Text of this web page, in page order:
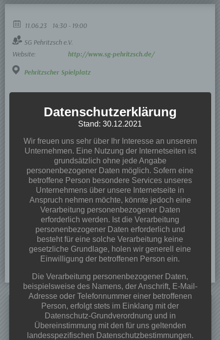
11.06.23
14:30 - 19:00
SG Pehritzsch e.V.
Website:
http://www.sg-pehritzsch.de/
Pehritzscher Spielplatz
Neueste Beiträge
Datenschutzerklärung
Stand: 30.12.2021
Wir freuen uns sehr über Ihr Interesse an unserem
Unternehmen. Eine Nutzung der Internetseiten ist
grundsätzlich ohne jede Angabe
personenbezogener Daten möglich. Sofern eine
betroffene Person besondere Services unseres
Unternehmens über unsere Internetseite in
Anspruch nehmen möchte, könnte jedoch eine
Verarbeitung personenbezogener Daten
erforderlich werden. Ist die Verarbeitung
personenbezogener Daten erforderlich und
besteht für eine solche Verarbeitung keine
gesetzliche Grundlage, holen wir generell eine
Einwilligung der betroffenen Person ein.
Die Verarbeitung personenbezogener Daten,
beispielsweise des Namens, der Anschrift, E-Mail-
Adresse oder Telefonnummer einer betroffenen
Person, erfolgt stets im Einklang mit der
Datenschutz-Grundverordnung und in
Übereinstimmung mit den für uns geltenden
landesspezifischen Datenschutzbestimmungen.